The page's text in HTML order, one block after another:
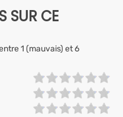
SUR CE
1 (mauvais) et 6